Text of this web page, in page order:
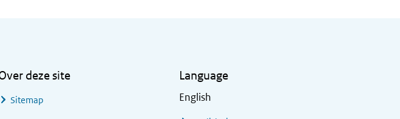
deze site
Sitemap
Language
English